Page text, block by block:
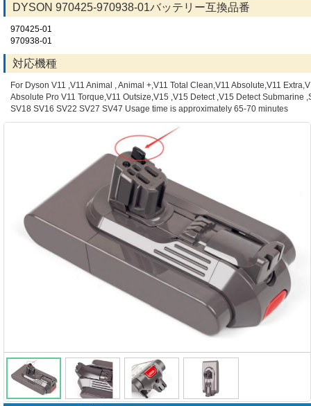
DYSON 970425-970938-01バッテリー互換品番
970425-01
970938-01
対応機種
For Dyson V11 ,V11 Animal , Animal +,V11 Total Clean,V11 Absolute,V11
Absolute Pro V11 Torque,V11 Outsize,V15 ,V15 Detect ,V15 Detect Submarine
SV18 SV16 SV22 SV27 SV47 Usage time is approximately 65-70 minutes